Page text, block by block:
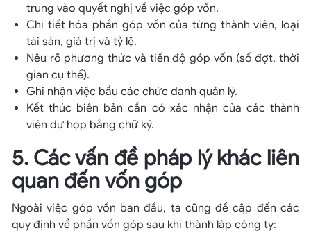
trung vào quyết nghị về việc góp vốn.
Chi tiết hóa phần góp vốn của từng thành viên, loại
tài sản, giá trị và tỷ lệ.
Nêu rõ phương thức và tiến độ góp vốn (số đợt, thời
gian cụ thể).
Ghi nhận việc bầu các chức danh quản lý.
Kết thúc biên bản cần có xác nhận của các thành
viên dự họp bằng chữ ký.
5. Các vấn đề pháp lý khác liên
quan đến vốn góp
Ngoài việc góp vốn ban đầu, ta cũng đề cập đến các
quy định về phần vốn góp sau khi thành lập công ty: